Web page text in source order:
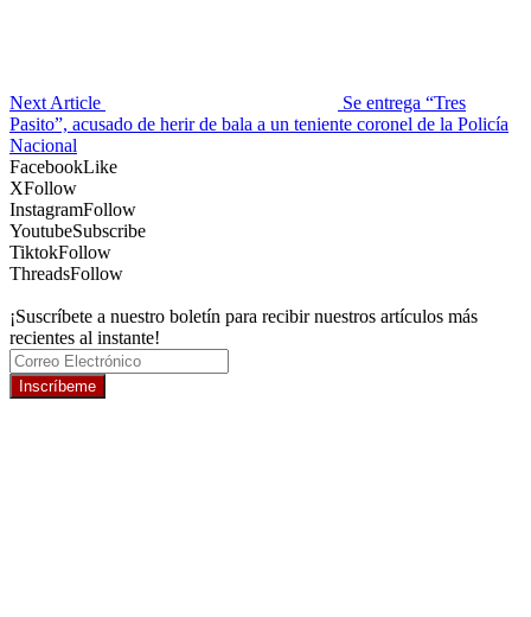
Next Article
Se entrega “Tres
Pasito”, acusado de herir de bala a un teniente coronel de la Policía
Nacional
FacebookLike
XFollow
InstagramFollow
YoutubeSubscribe
TiktokFollow
ThreadsFollow
¡Suscríbete a nuestro boletín para recibir nuestros artículos más
recientes al instante!
Inscríbeme